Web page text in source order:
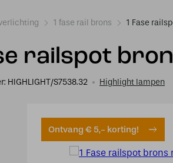
1 fase rail brons 1 Fase
railspot
HIGHLIGHT/S7538.32 Highlight lampen
Ontvang € 5,- korting!